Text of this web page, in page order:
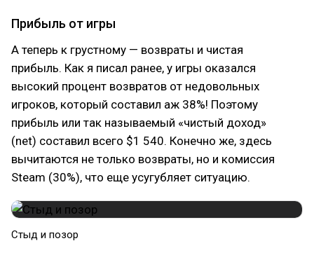
Прибыль от игры
А теперь к грустному — возвраты и чистая
прибыль. Как я писал ранее, у игры оказался
высокий процент возвратов от недовольных
игроков, который составил аж 38%! Поэтому
прибыль или так называемый «чистый доход»
(net) составил всего $1 540. Конечно же, здесь
вычитаются не только возвраты, но и комиссия
Steam (30%), что еще усугубляет ситуацию.
Стыд и позор